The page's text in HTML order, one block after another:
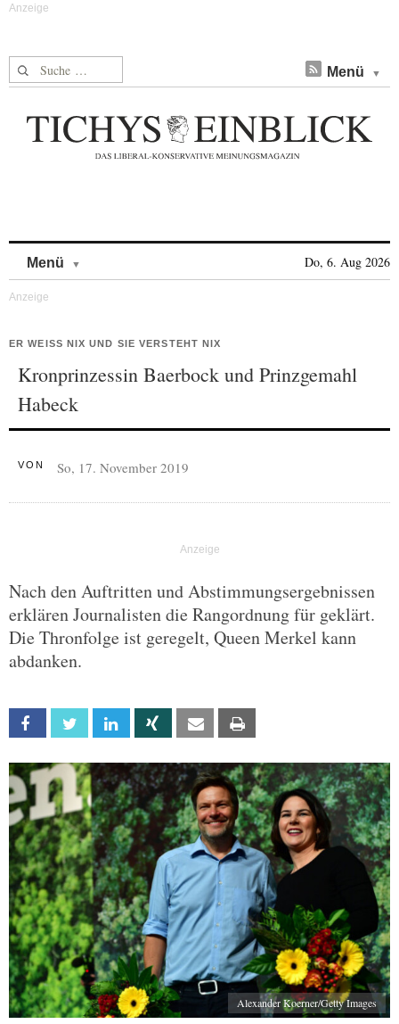
Suche nach: Menü
Menü Do, 6. Aug 2026
ER WEISS NIX UND SIE VERSTEHT NIX
Kronprinzessin Baerbock und Prinzgemahl
Habeck
VON So, 17. November 2019
Nach den Auftritten und Abstimmungsergebnissen
erklären Journalisten die Rangordnung für geklärt.
Die Thronfolge ist geregelt, Queen Merkel kann
abdanken.
Facebook Twitter Linkedin Xing Email
Alexander Koerner/Getty Images